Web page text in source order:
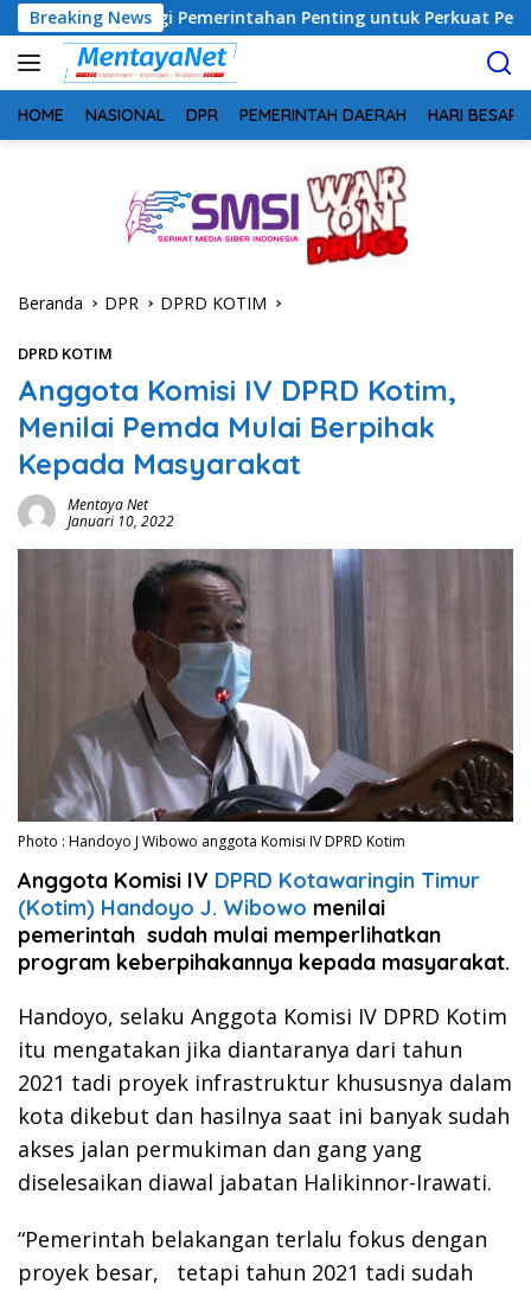
Langsung
ke
konten
Breaking News
Pemerintahan Penting untuk Perkuat Pembangunan Desa
HOME NASIONAL DPR PEMERINTAH DAERAH HARI BESAR
Beranda DPR DPRD KOTIM
DPRD KOTIM
Anggota Komisi IV DPRD Kotim,
Menilai Pemda Mulai Berpihak
Kepada Masyarakat
Mentaya Net
Januari 10, 2022
Photo : Handoyo J Wibowo anggota Komisi IV DPRD Kotim
Anggota Komisi IV DPRD Kotawaringin Timur
(Kotim) Handoyo J. Wibowo menilai
pemerintah sudah mulai memperlihatkan
program keberpihakannya kepada masyarakat.
Handoyo, selaku Anggota Komisi IV DPRD Kotim
itu mengatakan jika diantaranya dari tahun
2021 tadi proyek infrastruktur khususnya dalam
kota dikebut dan hasilnya saat ini banyak sudah
akses jalan permukiman dan gang yang
diselesaikan diawal jabatan Halikinnor-Irawati.
“Pemerintah belakangan terlalu fokus dengan
proyek besar, tetapi tahun 2021 tadi sudah